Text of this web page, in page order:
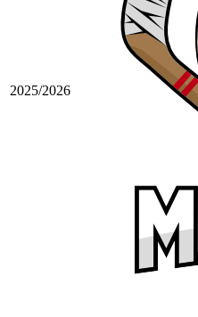
2025/2026